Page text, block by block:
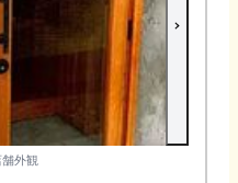
舗外観